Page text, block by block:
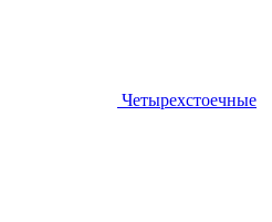
Четырехстоечные